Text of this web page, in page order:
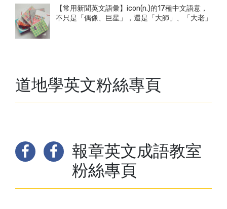
【常用新聞英文語彙】icon(n.)的17種中文語意，
不只是「偶像、巨星」，還是「大師」、「大老」
道地學英文粉絲專頁
報章英文成語教室
粉絲專頁